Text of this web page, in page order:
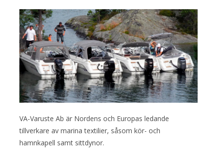
VA-Varuste Ab är Nordens och Europas ledande
tillverkare av marina textilier, såsom kör- och
hamnkapell samt sittdynor.